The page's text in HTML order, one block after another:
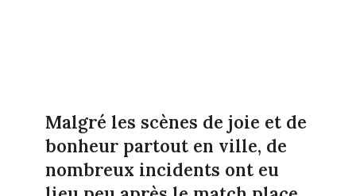
Malgré les scènes de joie et de
bonheur partout en ville, de
nombreux incidents ont eu